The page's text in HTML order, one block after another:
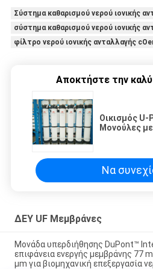
Σύστημα καθαρισμού νερού ιονικής
σύστημα καθαρισμού νερού ιονικής
φίλτρο νερού ιονικής ανταλλαγής
Αποκτήστε την
Οικισμός U-
Μονούλες
Να
ΔΕΥ UF Μεμβράνες
Μονάδα υπερδιήθησης DuPont™
επιφάνεια ενεργής μεμβράνης 77
μm για βιομηχανική επεξεργασία